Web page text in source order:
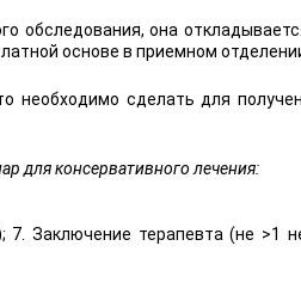
обследования, она
основе в приемном
необходимо сделать для
для консервативного лечения:
Заключение терапевта (не >1